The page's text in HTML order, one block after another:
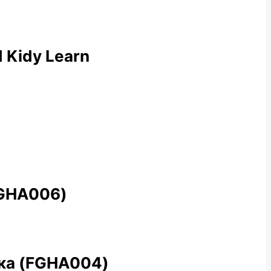
Kidy Learn
(FGHA004)